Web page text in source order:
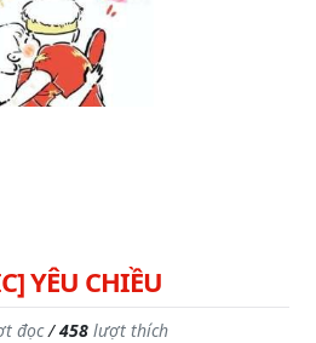
YÊU CHIỀU
đọc/458 lượt thích